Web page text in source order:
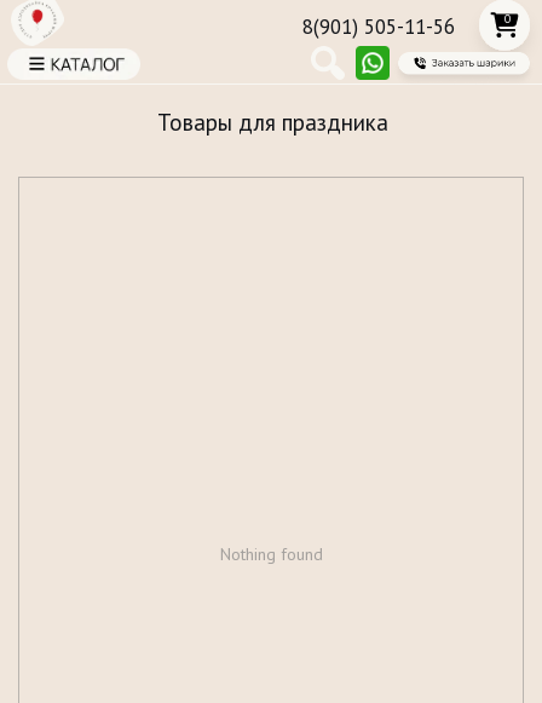
8(901) 505-11-56 0
Товары для праздника
Nothing found